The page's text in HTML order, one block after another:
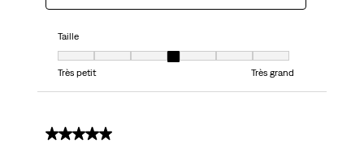
Taille
Taille, 4 sur 7, où 1 est égal à Très petit et 7 est égal à Très grand
Très petit
Très grand
5 sur 5 étoiles.